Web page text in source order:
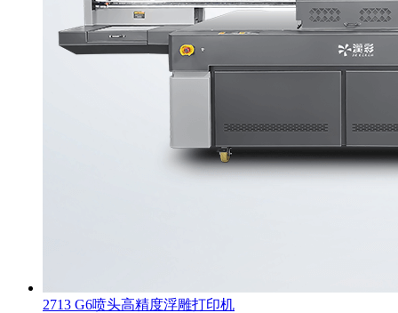
2713 G6喷头高精度浮雕打印机